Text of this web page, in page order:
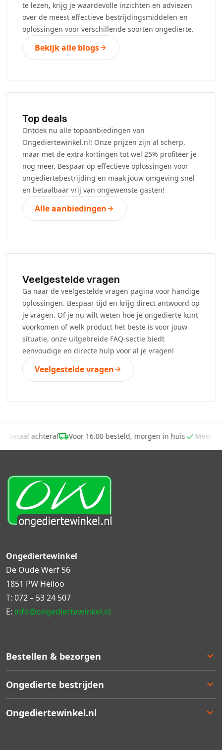
te lezen, krijg je waardevolle inzichten en adviezen
over de meest effectieve bestrijdingsmiddelen en
oplossingen voor verschillende soorten ongedierte.
Bekijk alle blogs
Top deals
Ontdek nu alle topaanbiedingen van
Ongediertewinkel.nl! Onze prijzen zijn al scherp,
maar met de extra kortingen tot wel 25% profiteer je
nog meer. Bespaar op effectieve oplossingen voor
ongediertebestrijding en maak jouw omgeving snel
en betaalbaar vrij van ongewenste gasten!
Alle aanbiedingen
Veelgestelde vragen
Ga naar de veelgestelde vragen pagina voor handige
oplossingen. Bespaar tijd en krijg direct antwoord op
je vragen. Of je nu wilt weten hoe je ongedierte kunt
voorkomen of welk product het beste is voor jouw
situatie, onze uitgebreide FAQ-sectie biedt
eenvoudige en directe hulp voor al je vragen!
Veelgestelde vragen
Betaal achteraf Voor 16.00 besteld, morgen in huis Meer
Bestellen & bezorgen
Bestellen
Bezorgen
Ongedierte bestrijden
Ongedierte keuzelulp
Ongediertewinkel.nl
Ongediertewinkel
De Oude Werf 56
1851 PW Heiloo
T: 072 – 53 24 507
E: info@ongediertewinkel.nl